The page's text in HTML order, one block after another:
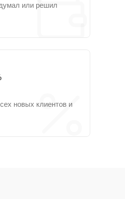
или решил
новых клиентов и